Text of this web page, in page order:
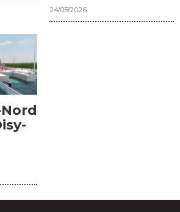
24/05/2026